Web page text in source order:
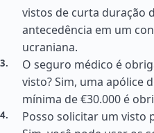
vistos de curta duração
antecedência em um
ucraniana.
O seguro médico é
visto? Sim, uma apólice
mínima de €30.000 é
Posso solicitar um visto